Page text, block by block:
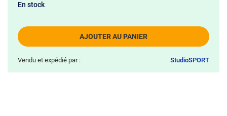
AJOUTER AU PANIER
En stock
Vendu et expédié par : StudioSPORT